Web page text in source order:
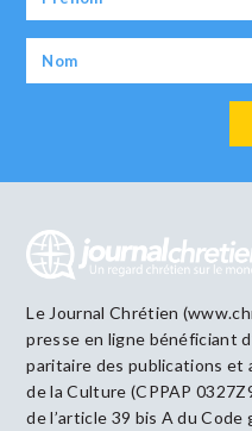
Le Journal Chrétien
presse en ligne bénéficiant
paritaire des publications et
de la Culture (CPPAP
de l’article 39 bis A du